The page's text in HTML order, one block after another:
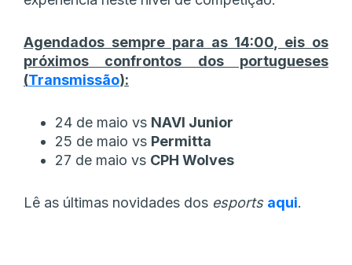
Agendados sempre para as 14:00, eis os
próximos confrontos dos portugueses
(Transmissão):
24 de maio vs NAVI Junior
25 de maio vs Permitta
27 de maio vs CPH Wolves
Lê as últimas novidades dos esports aqui.